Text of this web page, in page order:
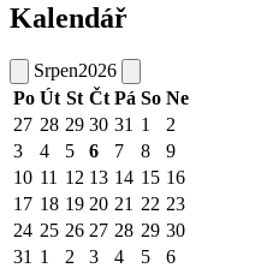
Kalendář
Srpen2026
Po Út St Čt Pá So Ne
27 28 29 30 31 1
2
3
4 5 6 7 8
9
10 11 12 13 14 15 16
17 18 19 20 21 22 23
24 25 26 27 28 29 30
31 1 2 3 4 5 6